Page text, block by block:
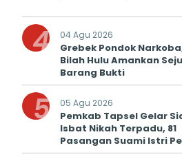
4 04 Agu 2026
Grebek Pondok
Bilah Hulu Amankan
Barang Bukti
5 05 Agu 2026
Pemkab Tapsel Gelar
Isbat Nikah Terpadu, 81
Pasangan Suami Istri
Kepastian Hukum